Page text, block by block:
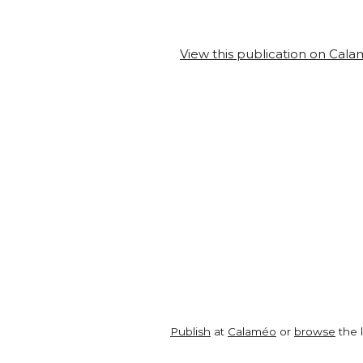
View this publication on
Publish at Calaméo or browse the